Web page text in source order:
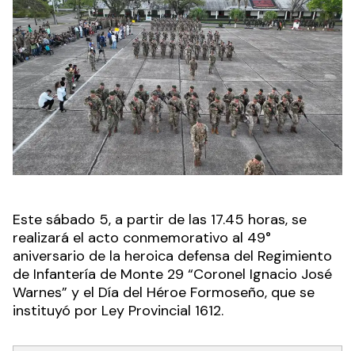
Este sábado 5, a partir de las 17.45 horas, se
realizará el acto conmemorativo al 49°
aniversario de la heroica defensa del Regimiento
de Infantería de Monte 29 “Coronel Ignacio José
Warnes” y el Día del Héroe Formoseño, que se
instituyó por Ley Provincial 1612.